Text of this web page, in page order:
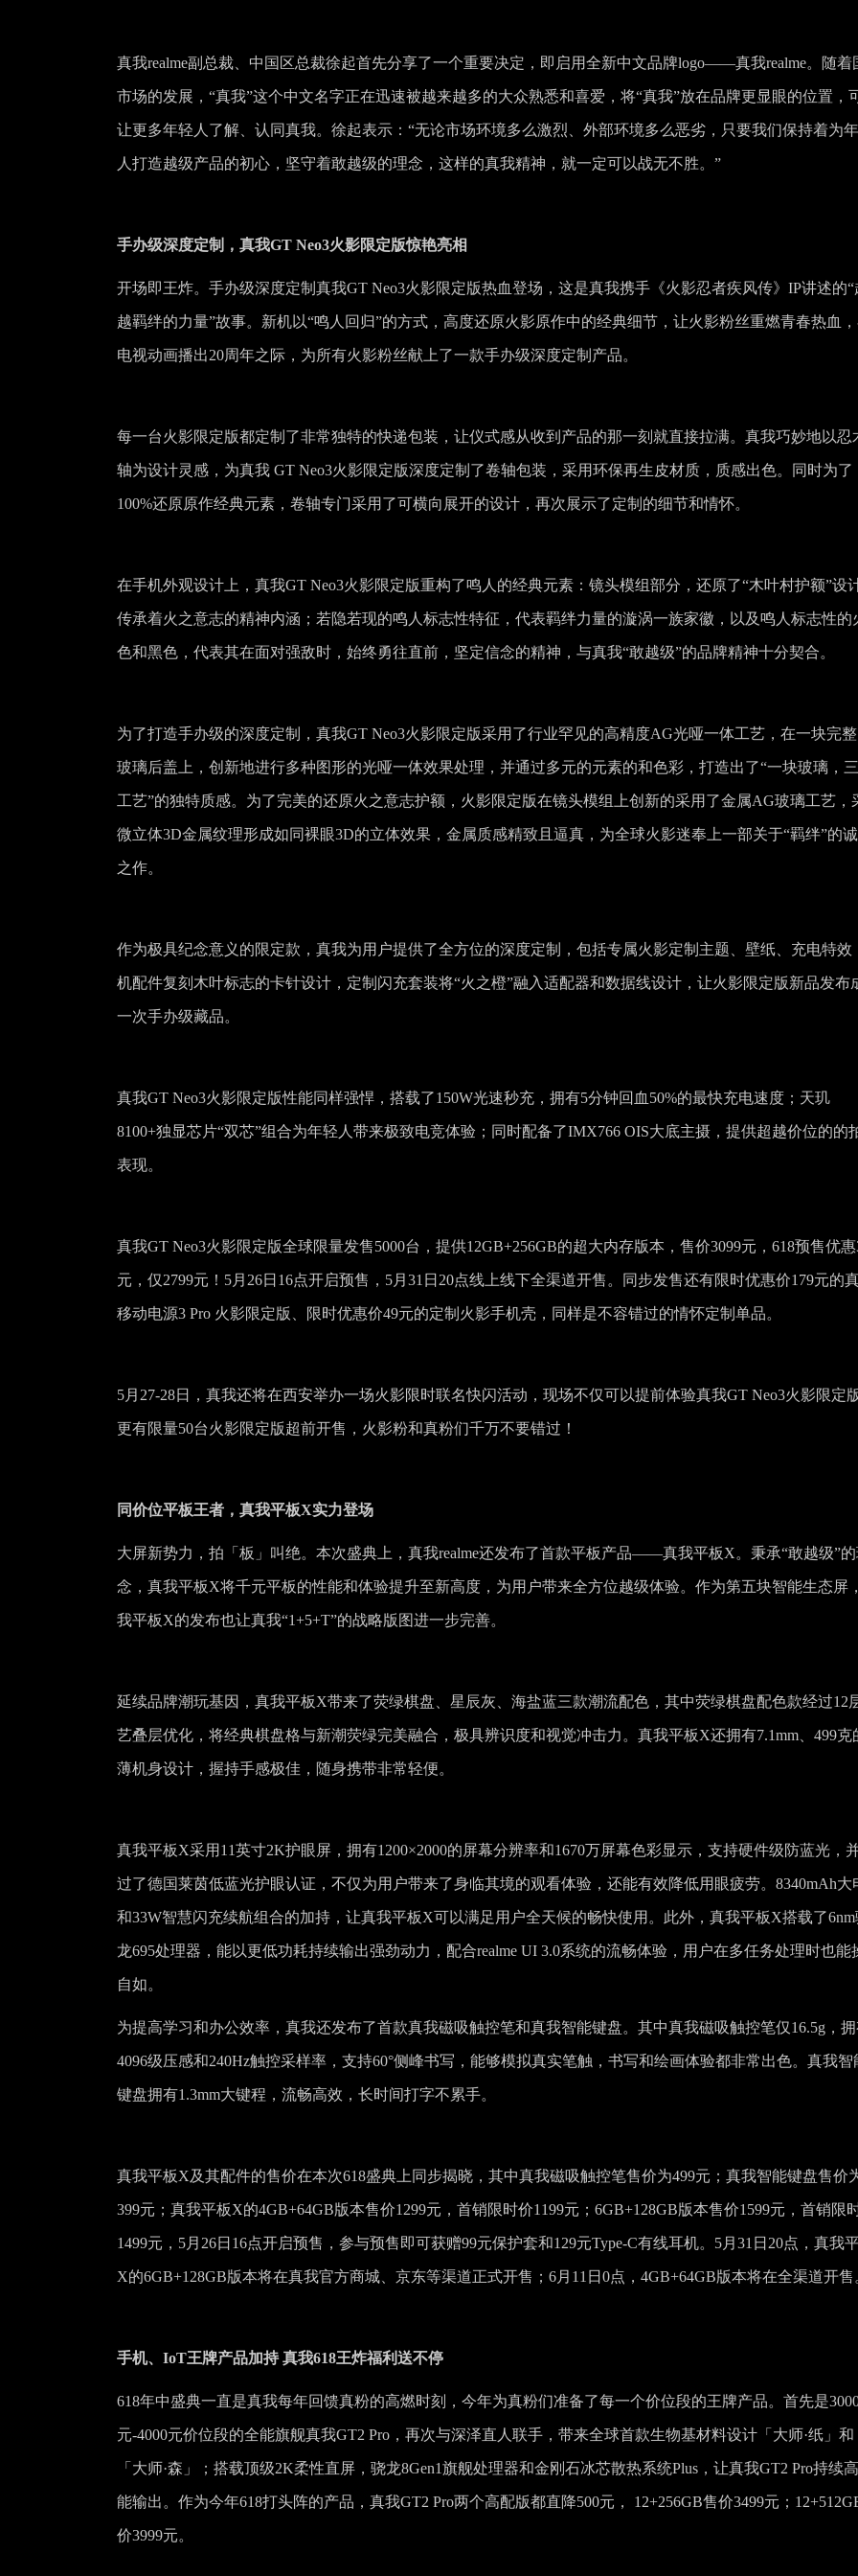
真我realme副总裁、中国区总裁徐起首先分享了一个重要决定，即启用全新中文品牌logo——真我realme。随着
市场的发展，“真我”这个中文名字正在迅速被越来越多的大众熟悉和喜爱，将“真我”放在品牌更显眼的位置，
让更多年轻人了解、认同真我。徐起表示：“无论市场环境多么激烈、外部环境多么恶劣，只要我们保持着为
人打造越级产品的初心，坚守着敢越级的理念，这样的真我精神，就一定可以战无不胜。”
手办级深度定制，真我GT Neo3火影限定版惊艳亮相
开场即王炸。手办级深度定制真我GT Neo3火影限定版热血登场，这是真我携手《火影忍者疾风传》IP讲述的“
越羁绊的力量”故事。新机以“鸣人回归”的方式，高度还原火影原作中的经典细节，让火影粉丝重燃青春热血
电视动画播出20周年之际，为所有火影粉丝献上了一款手办级深度定制产品。
每一台火影限定版都定制了非常独特的快递包装，让仪式感从收到产品的那一刻就直接拉满。真我巧妙地以忍
轴为设计灵感，为真我 GT Neo3火影限定版深度定制了卷轴包装，采用环保再生皮材质，质感出色。同时为了
100%还原原作经典元素，卷轴专门采用了可横向展开的设计，再次展示了定制的细节和情怀。
在手机外观设计上，真我GT Neo3火影限定版重构了鸣人的经典元素：镜头模组部分，还原了“木叶村护额”设
传承着火之意志的精神内涵；若隐若现的鸣人标志性特征，代表羁绊力量的漩涡一族家徽，以及鸣人标志性的
色和黑色，代表其在面对强敌时，始终勇往直前，坚定信念的精神，与真我“敢越级”的品牌精神十分契合。
为了打造手办级的深度定制，真我GT Neo3火影限定版采用了行业罕见的高精度AG光哑一体工艺，在一块完
玻璃后盖上，创新地进行多种图形的光哑一体效果处理，并通过多元的元素的和色彩，打造出了“一块玻璃，
工艺”的独特质感。为了完美的还原火之意志护额，火影限定版在镜头模组上创新的采用了金属AG玻璃工艺，
微立体3D金属纹理形成如同裸眼3D的立体效果，金属质感精致且逼真，为全球火影迷奉上一部关于“羁绊”的
之作。
作为极具纪念意义的限定款，真我为用户提供了全方位的深度定制，包括专属火影定制主题、壁纸、充电特效
机配件复刻木叶标志的卡针设计，定制闪充套装将“火之橙”融入适配器和数据线设计，让火影限定版新品发布
一次手办级藏品。
真我GT Neo3火影限定版性能同样强悍，搭载了150W光速秒充，拥有5分钟回血50%的最快充电速度；天玑
8100+独显芯片“双芯”组合为年轻人带来极致电竞体验；同时配备了IMX766 OIS大底主摄，提供超越价位的的
表现。
真我GT Neo3火影限定版全球限量发售5000台，提供12GB+256GB的超大内存版本，售价3099元，618预售优惠
元，仅2799元！5月26日16点开启预售，5月31日20点线上线下全渠道开售。同步发售还有限时优惠价179元的
移动电源3 Pro 火影限定版、限时优惠价49元的定制火影手机壳，同样是不容错过的情怀定制单品。
5月27-28日，真我还将在西安举办一场火影限时联名快闪活动，现场不仅可以提前体验真我GT Neo3火影限定
更有限量50台火影限定版超前开售，火影粉和真粉们千万不要错过！
同价位平板王者，真我平板X实力登场
大屏新势力，拍「板」叫绝。本次盛典上，真我realme还发布了首款平板产品——真我平板X。秉承“敢越级”的
念，真我平板X将千元平板的性能和体验提升至新高度，为用户带来全方位越级体验。作为第五块智能生态屏
我平板X的发布也让真我“1+5+T”的战略版图进一步完善。
延续品牌潮玩基因，真我平板X带来了荧绿棋盘、星辰灰、海盐蓝三款潮流配色，其中荧绿棋盘配色款经过12
艺叠层优化，将经典棋盘格与新潮荧绿完美融合，极具辨识度和视觉冲击力。真我平板X还拥有7.1mm、499克
薄机身设计，握持手感极佳，随身携带非常轻便。
真我平板X采用11英寸2K护眼屏，拥有1200×2000的屏幕分辨率和1670万屏幕色彩显示，支持硬件级防蓝光，
过了德国莱茵低蓝光护眼认证，不仅为用户带来了身临其境的观看体验，还能有效降低用眼疲劳。8340mAh大
和33W智慧闪充续航组合的加持，让真我平板X可以满足用户全天候的畅快使用。此外，真我平板X搭载了6nm
龙695处理器，能以更低功耗持续输出强劲动力，配合realme UI 3.0系统的流畅体验，用户在多任务处理时也能
自如。
为提高学习和办公效率，真我还发布了首款真我磁吸触控笔和真我智能键盘。其中真我磁吸触控笔仅16.5g，
4096级压感和240Hz触控采样率，支持60°侧峰书写，能够模拟真实笔触，书写和绘画体验都非常出色。真我智
键盘拥有1.3mm大键程，流畅高效，长时间打字不累手。
真我平板X及其配件的售价在本次618盛典上同步揭晓，其中真我磁吸触控笔售价为499元；真我智能键盘售价
399元；真我平板X的4GB+64GB版本售价1299元，首销限时价1199元；6GB+128GB版本售价1599元，首销限
1499元，5月26日16点开启预售，参与预售即可获赠99元保护套和129元Type-C有线耳机。5月31日20点，真我
X的6GB+128GB版本将在真我官方商城、京东等渠道正式开售；6月11日0点，4GB+64GB版本将在全渠道开售
手机、IoT王牌产品加持 真我618王炸福利送不停
618年中盛典一直是真我每年回馈真粉的高燃时刻，今年为真粉们准备了每一个价位段的王牌产品。首先是
元-4000元价位段的全能旗舰真我GT2 Pro，再次与深泽直人联手，带来全球首款生物基材料设计「大师·纸」和
「大师·森」；搭载顶级2K柔性直屏，骁龙8Gen1旗舰处理器和金刚石冰芯散热系统Plus，让真我GT2 Pro持续
能输出。作为今年618打头阵的产品，真我GT2 Pro两个高配版都直降500元， 12+256GB售价3499元；
价3999元。